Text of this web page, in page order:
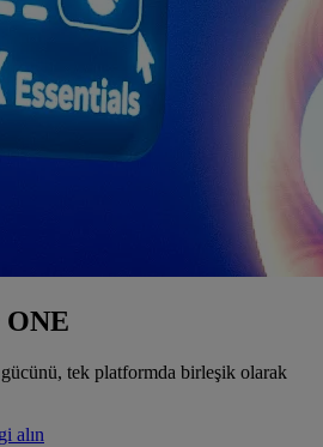
ONE
tek platformda birleşik olarak
alın